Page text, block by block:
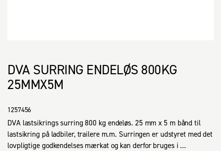
DVA SURRING ENDELØS 800KG
25MMX5M
1257456
DVA lastsikrings surring 800 kg endeløs. 25 mm x 5 m bånd til
lastsikring på ladbiler, trailere m.m. Surringen er udstyret med det
lovpligtige godkendelses mærkat og kan derfor bruges i